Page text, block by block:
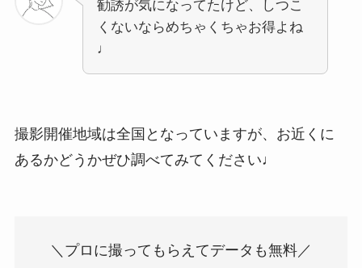
勧誘が気になってたけど、しつこ
くないならめちゃくちゃお得よね
♩
撮影開催地域は全国となっていますが、お近くに
あるかどうかぜひ調べてみてください♩
＼プロに撮ってもらえてデータも無料／